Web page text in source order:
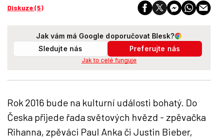
Diskuze (5)
Jak vám má Google doporučovat Blesk?
Sledujte nás
Preferujte nás
Jak to celé funguje
Rok 2016 bude na kulturní události bohatý. Do
Česka přijede řada světových hvězd - zpěvačka
Rihanna, zpěváci Paul Anka či Justin Bieber,